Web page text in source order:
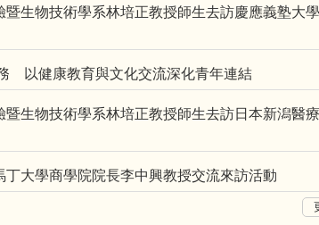
生物技術學系林培正教授師生去訪慶應義塾大
以健康教育與文化交流深化青年連結
生物技術學系林培正教授師生去訪日本新潟醫
大學商學院院長李中興教授交流來訪活動